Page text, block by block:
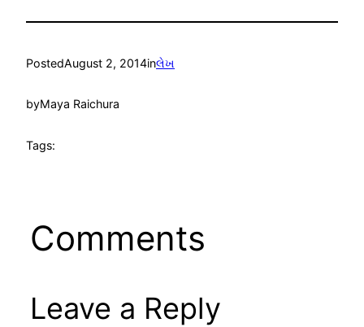
PostedAugust 2, 2014inલેખ
byMaya Raichura
Tags:
Comments
Leave a Reply